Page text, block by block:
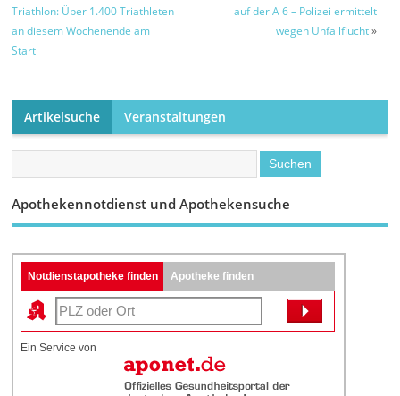
Triathlon: Über 1.400 Triathleten
an diesem Wochenende am
Start
auf der A 6 – Polizei ermittelt
wegen Unfallflucht»
Artikelsuche Veranstaltungen
Apothekennotdienst und Apothekensuche
Notdienstapotheke finden Apotheke finden
Ein Service von